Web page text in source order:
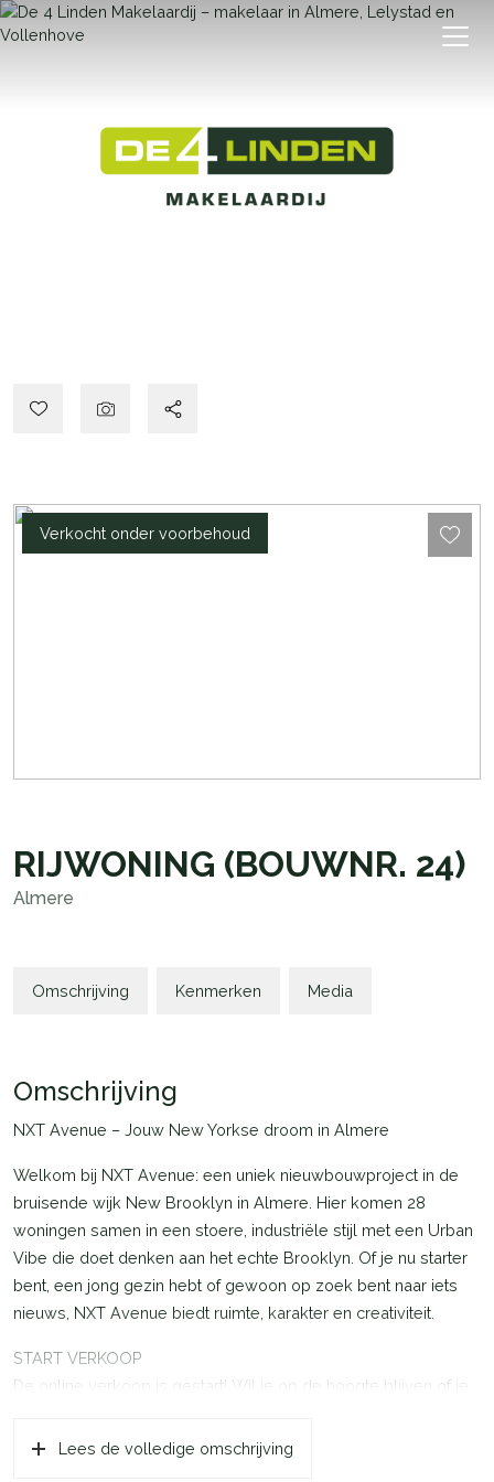
Verkocht onder voorbehoud
RIJWONING (BOUWNR. 24)
Almere
Omschrijving Kenmerken Media
Omschrijving
NXT Avenue – Jouw New Yorkse droom in Almere
Welkom bij NXT Avenue: een uniek nieuwbouwproject in de
bruisende wijk New Brooklyn in Almere. Hier komen 28
woningen samen in een stoere, industriële stijl met een Urban
Vibe die doet denken aan het echte Brooklyn. Of je nu starter
bent, een jong gezin hebt of gewoon op zoek bent naar iets
nieuws, NXT Avenue biedt ruimte, karakter en creativiteit.
START VERKOOP
De online verkoop is gestart! Wil je op de hoogte blijven of je
meld je aan! Het is nog mogelijk om in te schrijven tot en met
Lees de volledige omschrijving